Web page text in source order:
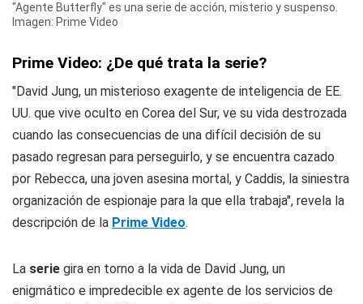
"Agente Butterfly" es una serie de acción, misterio y suspenso.
Imagen: Prime Video
Prime Video: ¿De qué trata la serie?
"David Jung, un misterioso exagente de inteligencia de EE.
UU. que vive oculto en Corea del Sur, ve su vida destrozada
cuando las consecuencias de una difícil decisión de su
pasado regresan para perseguirlo, y se encuentra cazado
por Rebecca, una joven asesina mortal, y Caddis, la siniestra
organización de espionaje para la que ella trabaja", revela la
descripción de la Prime Video.
La serie gira en torno a la vida de David Jung, un
enigmático e impredecible ex agente de los servicios de